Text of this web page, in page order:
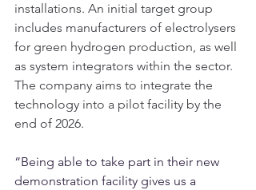
installations. An initial target group
includes manufacturers of electrolysers
for green hydrogen production, as well
as system integrators within the sector.
The company aims to integrate the
technology into a pilot facility by the
end of 2026.
“Being able to take part in their new
demonstration facility gives us a